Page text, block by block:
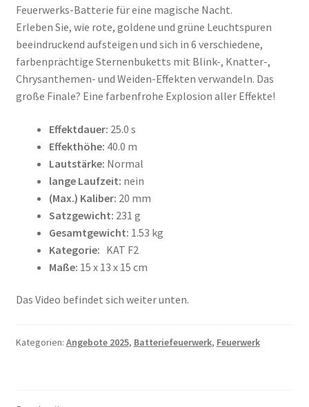
Feuerwerks-Batterie für eine magische Nacht.
Erleben Sie, wie rote, goldene und grüne Leuchtspuren
beeindruckend aufsteigen und sich in 6 verschiedene,
farbenprächtige Sternenbuketts mit Blink-, Knatter-,
Chrysanthemen- und Weiden-Effekten verwandeln. Das
große Finale? Eine farbenfrohe Explosion aller Effekte!
Effektdauer: 25.0 s
Effekthöhe: 40.0 m
Lautstärke: Normal
lange Laufzeit: nein
(Max.) Kaliber: 20 mm
Satzgewicht: 231 g
Gesamtgewicht: 1.53 kg
Kategorie: KAT F2
Maße: 15 x 13 x 15 cm
Das Video befindet sich weiter unten.
Kategorien: Angebote 2025, Batteriefeuerwerk, Feuerwerk